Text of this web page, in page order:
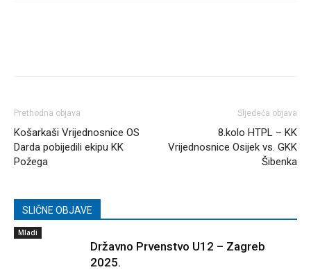
Prethodna objava
Košarkaši Vrijednosnice OS
Darda pobijedili ekipu KK
Požega
Sljedeća objava
8.kolo HTPL – KK
Vrijednosnice Osijek vs. GKK
Šibenka
SLIČNE OBJAVE
Mladi
Državno Prvenstvo U12 – Zagreb
2025.